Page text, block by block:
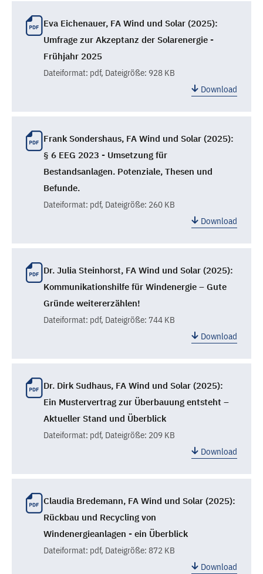
Eva Eichenauer, FA Wind und Solar (2025):
Umfrage zur Akzeptanz der Solarenergie -
Frühjahr 2025
Dateiformat: pdf, Dateigröße: 928 KB
Download
Frank Sondershaus, FA Wind und Solar (2025):
§ 6 EEG 2023 - Umsetzung für
Bestandsanlagen. Potenziale, Thesen und
Befunde.
Dateiformat: pdf, Dateigröße: 260 KB
Download
Dr. Julia Steinhorst, FA Wind und Solar (2025):
Kommunikationshilfe für Windenergie – Gute
Gründe weitererzählen!
Dateiformat: pdf, Dateigröße: 744 KB
Download
Dr. Dirk Sudhaus, FA Wind und Solar (2025):
Ein Mustervertrag zur Überbauung entsteht –
Aktueller Stand und Überblick
Dateiformat: pdf, Dateigröße: 209 KB
Download
Claudia Bredemann, FA Wind und Solar (2025):
Rückbau und Recycling von
Windenergieanlagen - ein Überblick
Dateiformat: pdf, Dateigröße: 872 KB
Download